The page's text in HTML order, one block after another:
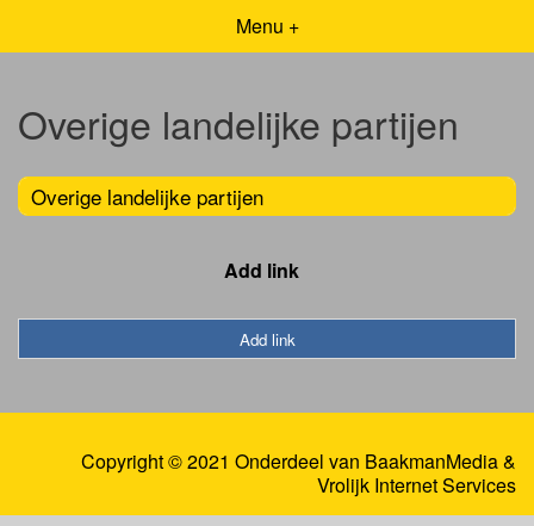
Menu +
Overige landelijke partijen
Overige landelijke partijen
Add link
Add link
Copyright © 2021 Onderdeel van BaakmanMedia&
Vrolijk Internet Services